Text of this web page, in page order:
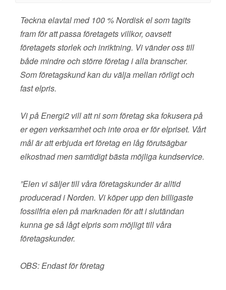
Teckna elavtal med 100 % Nordisk el som tagits
fram för att passa företagets villkor, oavsett
företagets storlek och inriktning. Vi vänder oss till
både mindre och större företag i alla branscher.
Som företagskund kan du välja mellan rörligt och
fast elpris.
Vi på Energi2 vill att ni som företag ska fokusera på
er egen verksamhet och inte oroa er för elpriset. Vårt
mål är att erbjuda ert företag en låg förutsägbar
elkostnad men samtidigt bästa möjliga kundservice.
”Elen vi säljer till våra företagskunder är alltid
producerad i Norden. Vi köper upp den billigaste
fossilfria elen på marknaden för att i slutändan
kunna ge så lågt elpris som möjligt till våra
företagskunder.
OBS: Endast för företag